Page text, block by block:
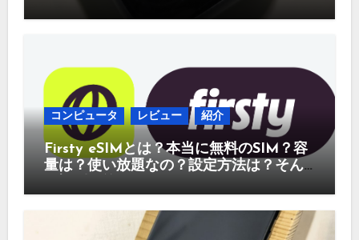
コンピュータ レビュー 紹介
Firsty eSIMとは？本当に無料のSIM？容
量は？使い放題なの？設定方法は？そん